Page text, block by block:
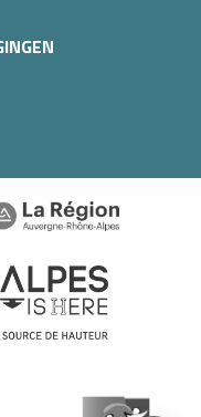
Diensten
Contacteren